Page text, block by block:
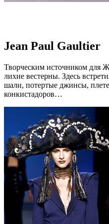
Jean Paul Gaultier
Творческим источником для
лихие вестерны. Здесь
шали, потертые джинсы,
конкистадоров…